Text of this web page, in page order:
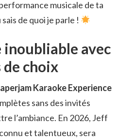
musicale de ta
de quoi je parle !
inoubliable avec
de choix
Karaoke Experience
sans des invités
l’ambiance. En 2026, Jeff
et talentueux, sera